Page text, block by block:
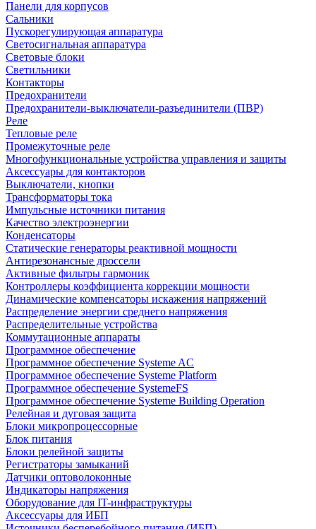
Панели для корпусов
Сальники
Пускорегулирующая аппаратура
Светосигнальная аппаратура
Световые блоки
Светильники
Контакторы
Предохранители
Предохранители-выключатели-разъединители (ПВР)
Реле
Тепловые реле
Промежуточные реле
Многофункциональные устройства управления и защиты
Аксессуары для контакторов
Выключатели, кнопки
Трансформаторы тока
Импульсные источники питания
Качество электроэнергии
Конденсаторы
Статические генераторы реактивной мощности
Антирезонансные дроссели
Активные фильтры гармоник
Контроллеры коэффициента коррекции мощности
Динамические компенсаторы искажения напряжений
Распределение энергии среднего напряжения
Распределительные устройства
Коммутационные аппараты
Программное обеспечение
Программное обеспечение Systeme AC
Программное обеспечение Systeme Platform
Программное обеспечение SystemeFS
Программное обеспечение Systeme Building Operation
Релейная и дуговая защита
Блоки микропроцессорные
Блок питания
Блоки релейной защиты
Регистраторы замыканий
Датчики оптоволоконные
Индикаторы напряжения
Оборудование для IT-инфраструктуры
Аксессуары для ИБП